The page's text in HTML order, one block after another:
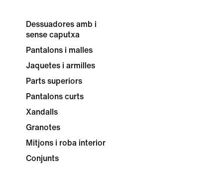
Dessuadores amb i
sense caputxa
Pantalons i malles
Jaquetes i armilles
Parts superiors
Pantalons curts
Xandalls
Granotes
Mitjons i roba interior
Conjunts